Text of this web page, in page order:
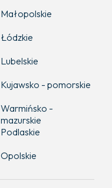
Małopolskie
Łódzkie
Lubelskie
Kujawsko - pomorskie
Warmińsko -
mazurskie
Podlaskie
Opolskie